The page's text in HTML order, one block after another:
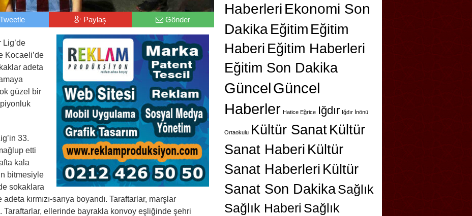
Tweetle Paylaş Gönder
Lig’de
Kocaeli’de
adeta
güzel bir
33.
etti
kala
bitmesiyle
sokaklara
kırmızı-sarıya boyandı. Taraftarlar, marşlar
Taraftarlar, ellerinde bayrakla konvoy eşliğinde şehri
Haberleri Ekonomi Son
Dakika Eğitim Eğitim
Haberi Eğitim Haberleri
Eğitim Son Dakika
GüncelGüncel
Haberler Hatice Eğrice Iğdır Iğdır İnönü
Ortaokulu Kültür SanatKültür
Sanat Haberi Kültür
Sanat Haberleri Kültür
Sanat Son DakikaSağlık
Sağlık Haberi Sağlık